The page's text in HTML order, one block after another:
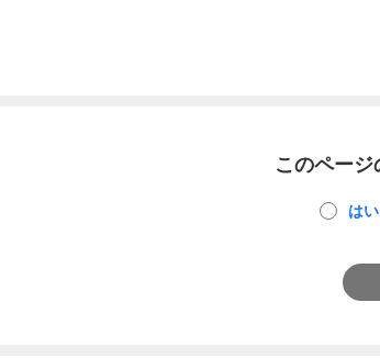
このページ
はい